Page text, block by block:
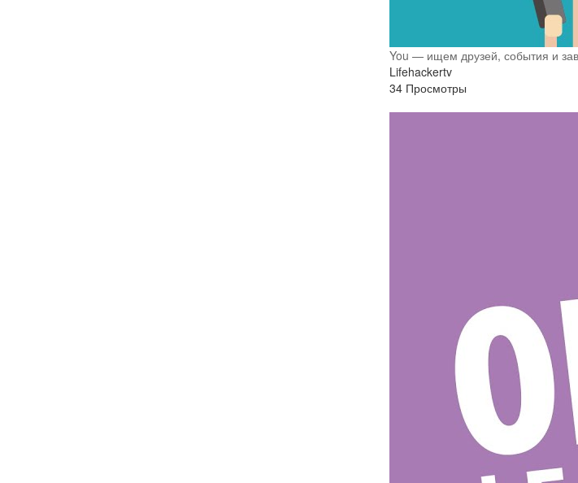
You — ищем друзей, события и
Lifehackertv
34 Просмотры